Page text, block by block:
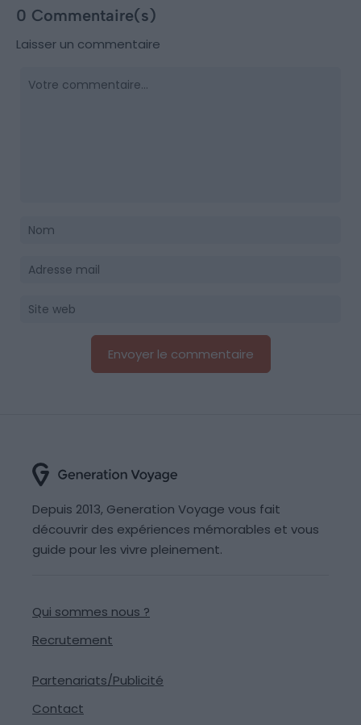
0 Commentaire(s)
Laisser un commentaire
Depuis 2013, Generation Voyage vous fait
découvrir des expériences mémorables et vous
guide pour les vivre pleinement.
Qui sommes nous ?
Recrutement
Partenariats/Publicité
Contact